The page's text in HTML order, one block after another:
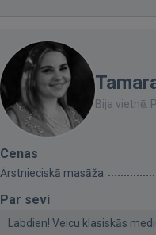
Bija vietnē:
Cenas
Ārstnieciskā masāža
Par sevi
Labdien! Veicu klasiskās